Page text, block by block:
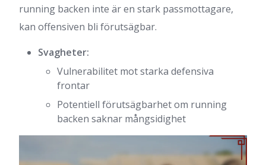
running backen inte är en stark passmottagare,
kan offensiven bli förutsägbar.
Svagheter:
Vulnerabilitet mot starka defensiva
frontar
Potentiell förutsägbarhet om running
backen saknar mångsidighet